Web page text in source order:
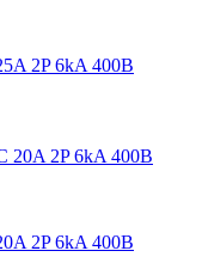
2P 6kA 400В
2P 6kA 400В